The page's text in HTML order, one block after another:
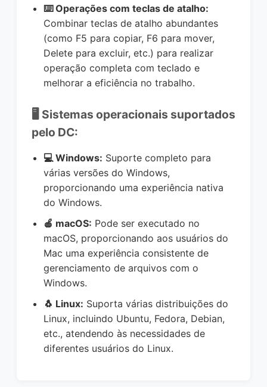
⌨️ Operações com teclas de atalho:
Combinar teclas de atalho abundantes
(como F5 para copiar, F6 para mover,
Delete para excluir, etc.) para realizar
operação completa com teclado e
melhorar a eficiência no trabalho.
🖥️ Sistemas operacionais suportados
pelo DC:
💻 Windows: Suporte completo para
várias versões do Windows,
proporcionando uma experiência nativa
do Windows.
🍎 macOS: Pode ser executado no
macOS, proporcionando aos usuários do
Mac uma experiência consistente de
gerenciamento de arquivos com o
Windows.
🐧 Linux: Suporta várias distribuições do
Linux, incluindo Ubuntu, Fedora, Debian,
etc., atendendo às necessidades de
diferentes usuários do Linux.